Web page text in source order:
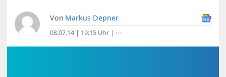
Von Markus Depner
08.07.14 | 19:15 Uhr | ⋯